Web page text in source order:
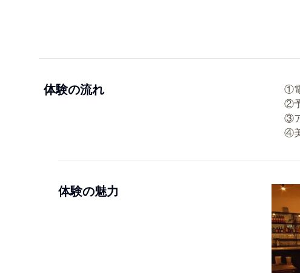
体験の流れ
①
②
③
体験の魅力